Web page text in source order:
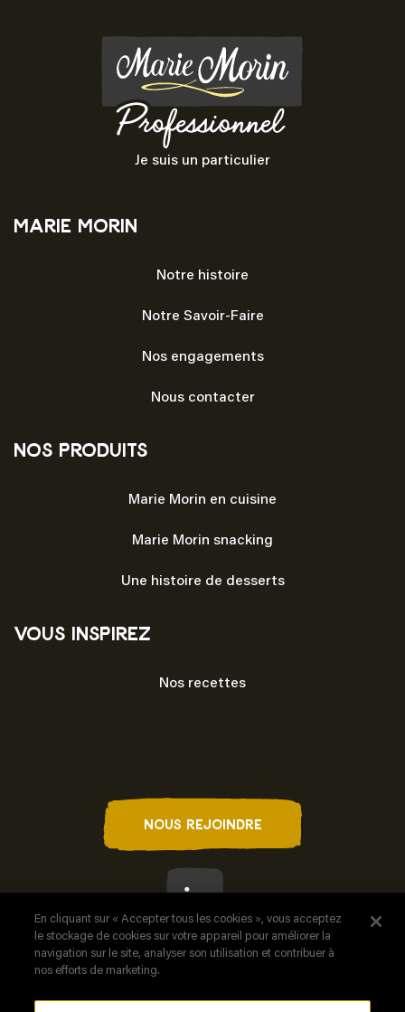
Je suis un particulier
Marie Morin
Notre histoire
Notre Savoir-Faire
Nos engagements
Nous contacter
Nos produits
Marie Morin en cuisine
Marie Morin snacking
Une histoire de desserts
Vous inspirez
Nos recettes
Mentions légales
NOUS REJOINDRE
En cliquant sur « Accepter tous les cookies », vous acceptez
le stockage de cookies sur votre appareil pour améliorer la
navigation sur le site, analyser son utilisation et contribuer à
nos efforts de marketing.